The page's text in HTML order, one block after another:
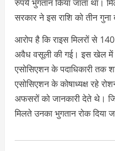
रुपये भुगतान किया जाता था।
सरकार ने इस राशि को तीन गुना
आरोप है कि राइस मिलरों से
अवैध वसूली की गई। इस खेल में
एसोसिएशन के पदाधिकारी तक
एसोसिएशन के कोषाध्यक्ष रहे
अफसरों को जानकारी देते थे।
मिलते उनका भुगतान रोक दिया